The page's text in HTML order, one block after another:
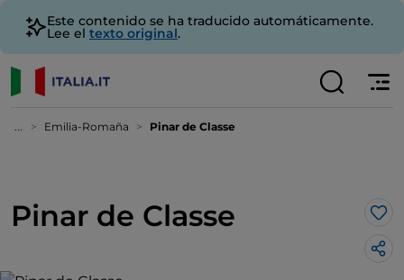
Este contenido se ha traducido automáticamente.
Lee el texto original.
... Emilia-Romaña Pinar de Classe
Pinar de Classe Me